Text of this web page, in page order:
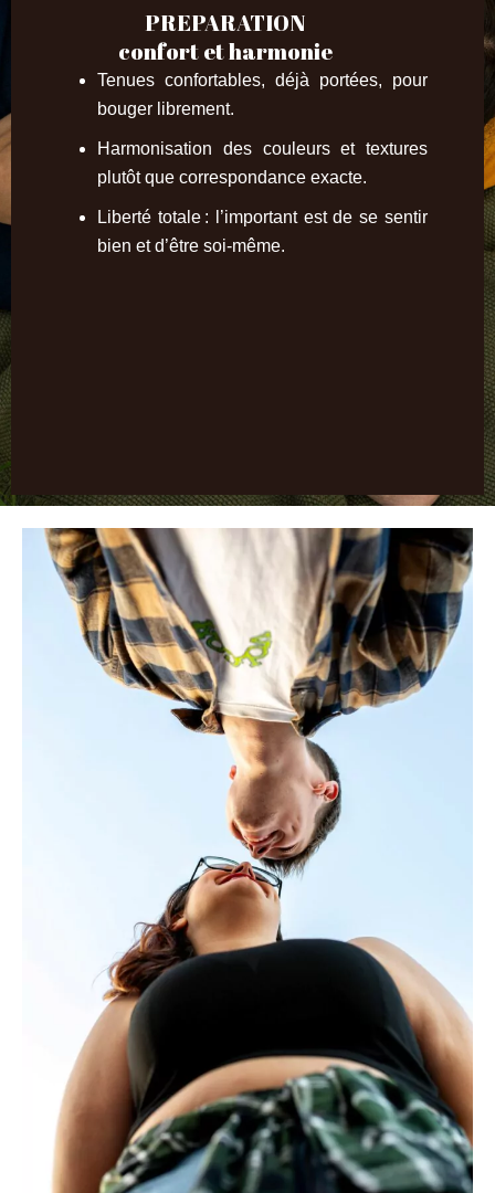
PREPARATION
confort et harmonie
Tenues confortables, déjà portées, pour
bouger librement.
Harmonisation des couleurs et textures
plutôt que correspondance exacte.
Liberté totale : l’important est de se sentir
bien et d’être soi-même.